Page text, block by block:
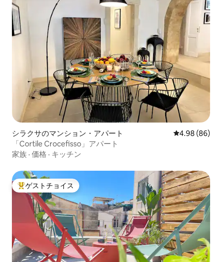
シラクサのマンション・アパート レビュー86件
4.98 (86)
「Cortile Crocefisso」アパート
家族 · 価格 · キッチン
大好評のゲストチョイスです。
ゲストチョイス